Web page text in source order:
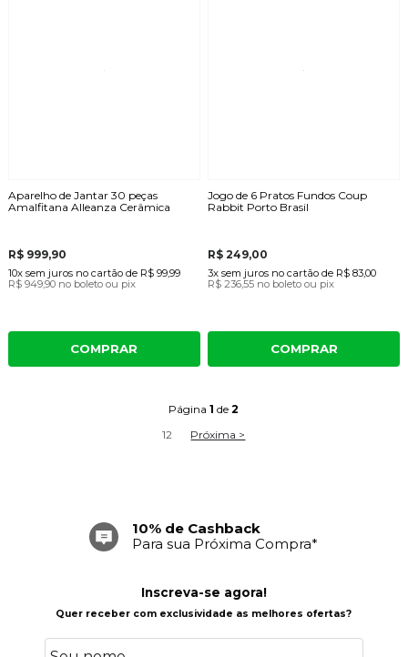
Aparelho de Jantar 30 peças
Amalfitana Alleanza Cerâmica
R$ 999,90
10x sem juros no cartãode R$ 99,99
R$ 949,90 no boleto ou pix
COMPRAR
Jogo de 6 Pratos Fundos Coup
Rabbit Porto Brasil
R$ 249,00
3x sem juros no cartão de R$ 83,00
R$ 236,55 no boleto ou pix
COMPRAR
Página1 de2
12 Próxima >
Frete Grátis
Acima de R$ 699,00
Inscreva-se agora!
Quer receber com exclusividade as melhores ofertas?